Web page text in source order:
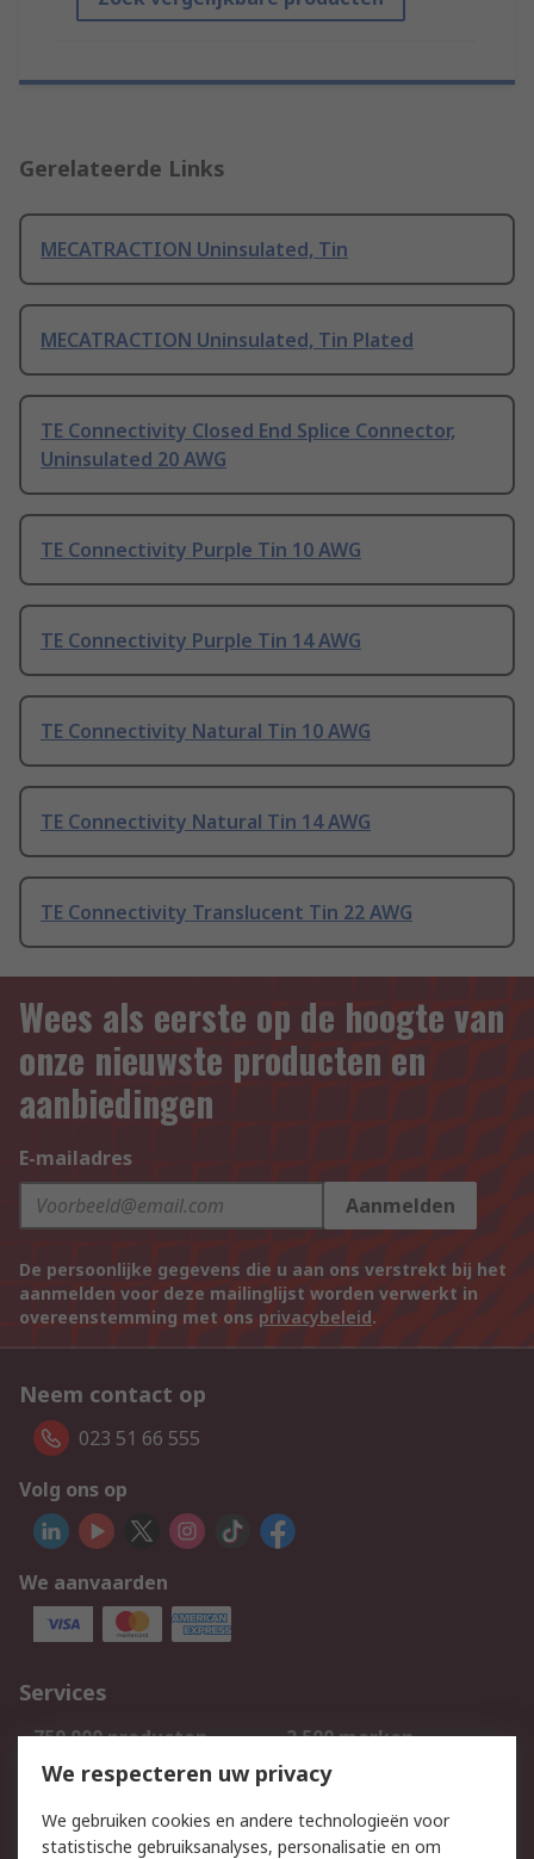
Gerelateerde Links
MECATRACTION Uninsulated, Tin
MECATRACTION Uninsulated, Tin Plated
TE Connectivity Closed End Splice Connector,
Uninsulated 20 AWG
TE Connectivity Purple Tin 10 AWG
TE Connectivity Purple Tin 14 AWG
TE Connectivity Natural Tin 10 AWG
TE Connectivity Natural Tin 14 AWG
TE Connectivity Translucent Tin 22 AWG
Wees als eerste op de hoogte van
onze nieuwste producten en
aanbiedingen
E-mailadres
Aanmelden
De persoonlijke gegevens die u aan ons verstrekt bij het
aanmelden voor deze mailinglijst worden verwerkt in
overeenstemming met ons privacybeleid.
Neem contact op
023 51 66 555
Volg ons op
We aanvaarden
Services
750.000 producten
2.500 merken
Bestellen
Inkoopoplossingen
Track & Trace
We respecteren uw privacy
We gebruiken cookies en andere technologieën voor
statistische gebruiksanalyses, personalisatie en om